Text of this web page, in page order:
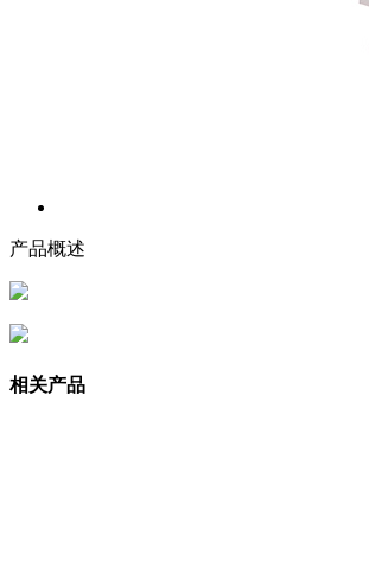
产品概述
相关产品